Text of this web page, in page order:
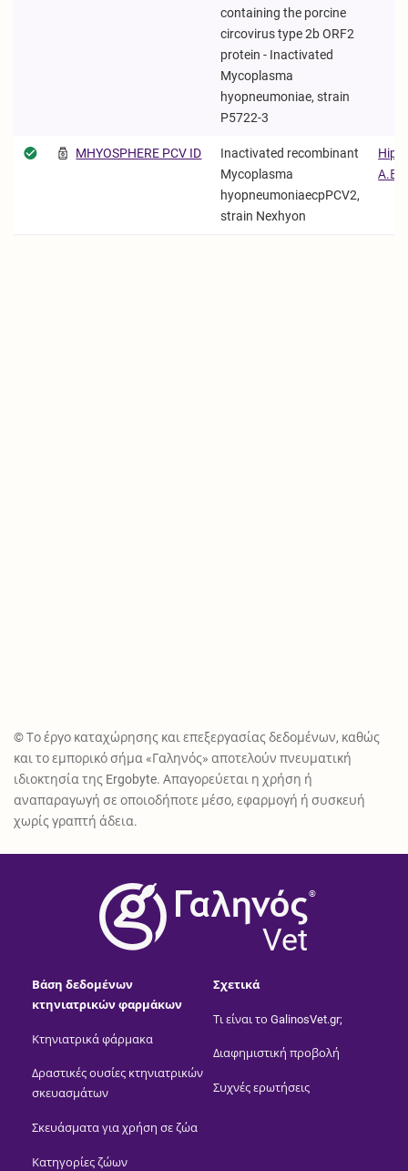
containing the porcine
circovirus type 2b ORF2
protein - Inactivated
Mycoplasma
hyopneumoniae, strain
P5722-3
MHYOSPHERE PCV ID
Inactivated recombinant
Mycoplasma
hyopneumoniaecpPCV2,
strain Nexhyon
Α.Ε.
© Το έργο καταχώρησης και επεξεργασίας δεδομένων, καθώς
και το εμπορικό σήμα «Γαληνός» αποτελούν πνευματική
ιδιοκτησία της Ergobyte. Απαγορεύεται η χρήση ή
αναπαραγωγή σε οποιοδήποτε μέσο, εφαρμογή ή συσκευή
χωρίς γραπτή άδεια.
®
Vet
Βάση δεδομένων
κτηνιατρικών φαρμάκων
Κτηνιατρικά φάρμακα
Δραστικές ουσίες κτηνιατρικών
σκευασμάτων
Σκευάσματα για χρήση σε ζώα
Κατηγορίες ζώων
Σχετικά
Τι είναι το GalinosVet.gr;
Διαφημιστική προβολή
Συχνές ερωτήσεις